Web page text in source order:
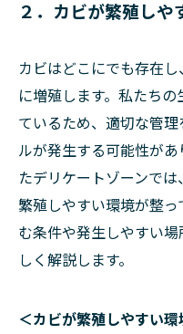
２．カビが繁殖しや
カビはどこにでも存在
に増殖します。私たち
ているため、適切な管
ルが発生する可能性が
たデリケートゾーンで
繁殖しやすい環境が整
む条件や発生しやすい
しく解説します。
＜カビが繁殖しやすい